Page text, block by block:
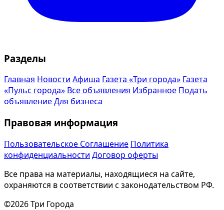
Разделы
Главная Новости Афиша Газета «Три города» Газета
«Пульс города» Все объявления Избранное Подать
объявлениеДля бизнеса
Правовая информация
Пользовательское Соглашение Политика
конфиденциальности Договор оферты
Все права на материалы, находящиеся на сайте,
охраняются в соответствии с законодательством РФ.
©2026 Три Города